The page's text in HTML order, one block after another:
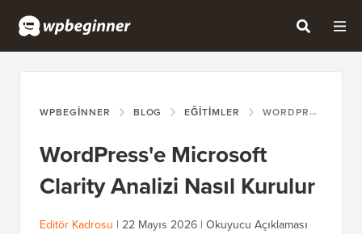
WPBEGINNER BLOG EĞITIMLER WORDPRESS'E MICROSOFT CLARITY ANALIZI NASIL KURULUR
WordPress'e Microsoft
Clarity Analizi Nasıl Kurulur
Editör Kadrosu | 22 Mayıs 2026 | Okuyucu Açıklaması